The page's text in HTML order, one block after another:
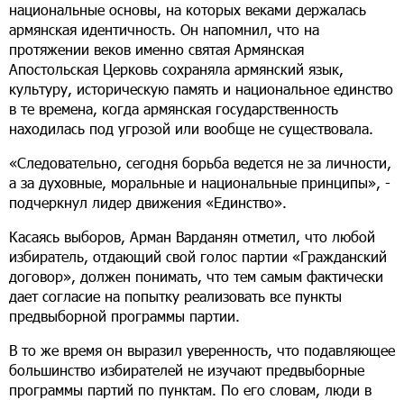
национальные основы, на которых веками держалась
армянская идентичность. Он напомнил, что на
протяжении веков именно святая Армянская
Апостольская Церковь сохраняла армянский язык,
культуру, историческую память и национальное единство
в те времена, когда армянская государственность
находилась под угрозой или вообще не существовала.
«Следовательно, сегодня борьба ведется не за личности,
а за духовные, моральные и национальные принципы», -
подчеркнул лидер движения «Единство».
Касаясь выборов, Арман Варданян отметил, что любой
избиратель, отдающий свой голос партии «Гражданский
договор», должен понимать, что тем самым фактически
дает согласие на попытку реализовать все пункты
предвыборной программы партии.
В то же время он выразил уверенность, что подавляющее
большинство избирателей не изучают предвыборные
программы партий по пунктам. По его словам, люди в